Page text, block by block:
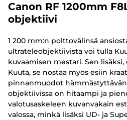
Canon RF 1200mm
objektiivi
1 200 mm:n polttovälinsä
ultrateleobjektiivista voi tulla
kuvaamisen mestari. Sen
Kuuta, se nostaa myös esiin
pinnanmuodot
objektiivissa on hitaampi ja
valotusaskeleen kuvanvakain
valossa, minkä lisäksi UD- ja